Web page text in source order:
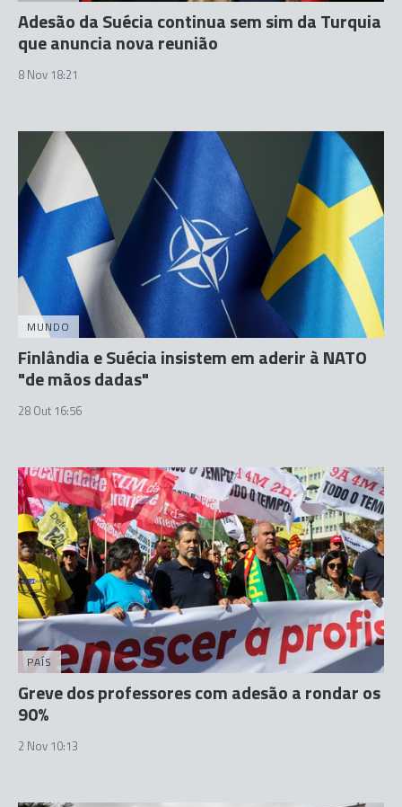
Adesão da Suécia continua sem sim da Turquia
que anuncia nova reunião
8 Nov 18:21
MUNDO
Finlândia e Suécia insistem em aderir à NATO
"de mãos dadas"
28 Out 16:56
PAÍS
Greve dos professores com adesão a rondar os
90%
2 Nov 10:13